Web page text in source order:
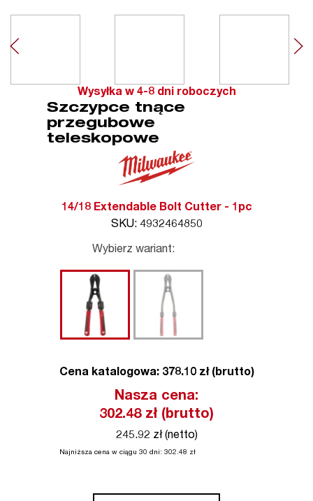
Wysyłka w 4-8 dni roboczych
Szczypce tnące
przegubowe
teleskopowe
14/18 Extendable Bolt Cutter - 1pc
SKU: 4932464850
Wybierz wariant:
Cena katalogowa: 378.10 zł (brutto)
Nasza cena:
302.48zł (brutto)
245.92 zł (netto)
Najniższa cena w ciągu 30 dni: 302.48 zł